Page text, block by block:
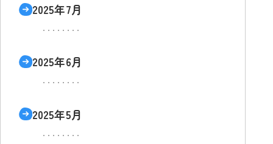
2025年7月
2025年6月
2025年5月